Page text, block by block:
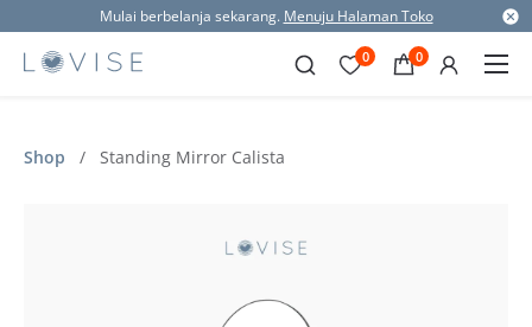
Mulai berbelanja sekarang. Menuju Halaman Toko
0 0
Shop / Standing Mirror Calista